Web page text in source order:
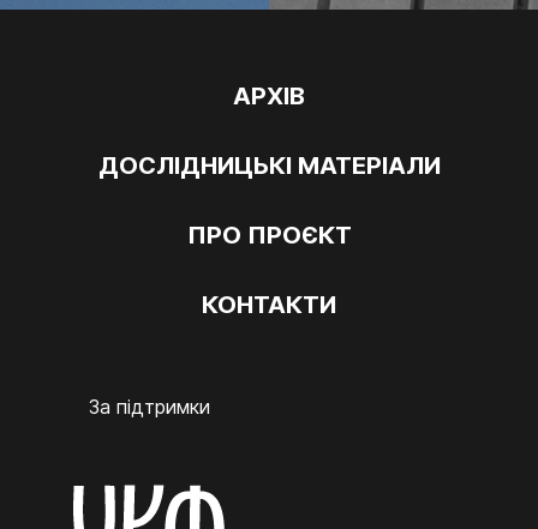
АРХІВ
ДОСЛІДНИЦЬКІ МАТЕРІАЛИ
ПРО ПРОЄКТ
КОНТАКТИ
За підтримки